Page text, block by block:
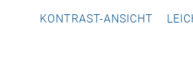
KONTRAST-ANSICHT